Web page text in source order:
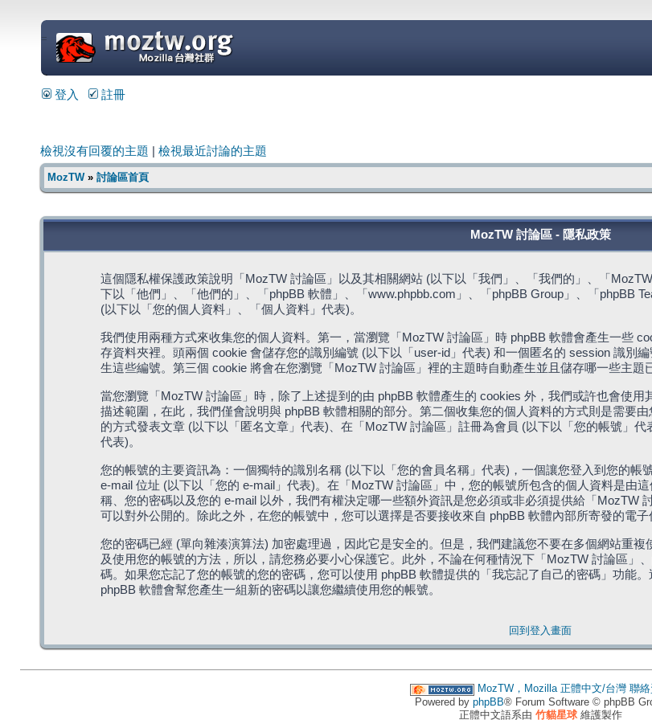
=
登入 註冊
檢視沒有回覆的主題 檢視最近討論的主題
MozTW» 討論區首頁
MozTW 討論區 - 隱私政策
這個隱私權保護政策說明「MozTW 討論區」以及其相關網站 (以下以「我們」、「我們的」、「
下以「他們」、「他們的」、「phpBB 軟體」、「www.phpbb.com」、「phpBB Group」、「phpBB
(以下以「您的個人資料」、「個人資料」代表)。
我們使用兩種方式來收集您的個人資料。第一，當瀏覽「MozTW 討論區」時 phpBB 軟體會產生一些
存資料夾裡。頭兩個 cookie 會儲存您的識別編號 (以下以「user-id」代表) 和一個匿名的 session 識別
生這些編號。第三個 cookie 將會在您瀏覽「MozTW 討論區」裡的主題時自動產生並且儲存哪一些主題
當您瀏覽「MozTW 討論區」時，除了上述提到的由 phpBB 軟體產生的 cookies 外，我們或許也會使
描述範圍，在此，我們僅會說明與 phpBB 軟體相關的部分。第二個收集您的個人資料的方式則是需要
的方式發表文章 (以下以「匿名文章」代表)、在「MozTW 討論區」註冊為會員 (以下以「您的帳號」
代表)。
您的帳號的主要資訊為：一個獨特的識別名稱 (以下以「您的會員名稱」代表)，一個讓您登入到您的帳
e-mail 位址 (以下以「您的 e-mail」代表)。在「MozTW 討論區」中，您的帳號所包含的個人資料是由
稱、您的密碼以及您的 e-mail 以外，我們有權決定哪一些額外資訊是您必須或非必須提供給「MozTW
可以對外公開的。除此之外，在您的帳號中，您可以選擇是否要接收來自 phpBB 軟體內部所寄發的電子
您的密碼已經 (單向雜湊演算法) 加密處理過，因此它是安全的。但是，我們建議您不要在多個網站重
及使用您的帳號的方法，所以，請您務必要小心保護它。此外，不論在何種情況下「MozTW 討論區」
碼。如果您忘記了您的帳號的您的密碼，您可以使用 phpBB 軟體提供的「我忘記了自己的密碼」功能
phpBB 軟體會幫您產生一組新的密碼以讓您繼續使用您的帳號。
回到登入畫面
MozTW，Mozilla 正體中文/台灣 聯
Powered by phpBB® Forum Software © phpBB
正體中文語系由 竹貓星球維護製作